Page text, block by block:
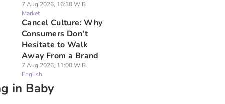
7 Aug 2026, 16:30 WIB
Market
Cancel Culture: Why
Consumers Don't
Hesitate to Walk
Away From a Brand
7 Aug 2026, 11:00 WIB
English
in Baby